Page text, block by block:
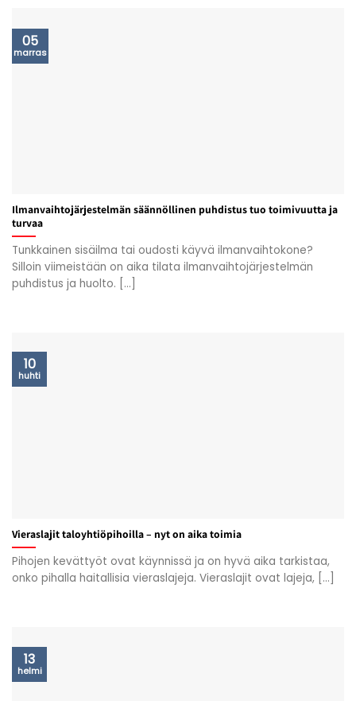
Ilmanvaihtojärjestelmän säännöllinen puhdistus tuo toimivuutta ja
turvaa
Tunkkainen sisäilma tai oudosti käyvä ilmanvaihtokone?
Silloin viimeistään on aika tilata ilmanvaihtojärjestelmän
puhdistus ja huolto. [...]
05
marras
Vieraslajit taloyhtiöpihoilla – nyt on aika toimia
Pihojen kevättyöt ovat käynnissä ja on hyvä aika tarkistaa,
onko pihalla haitallisia vieraslajeja. Vieraslajit ovat lajeja, [...]
10
huhti
13
helmi